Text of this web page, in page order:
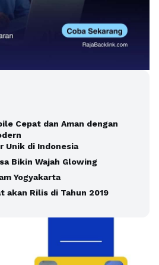
Cepat dan Aman dengan
Unik di Indonesia
Bikin Wajah Glowing
Yogyakarta
akan Rilis di Tahun 2019